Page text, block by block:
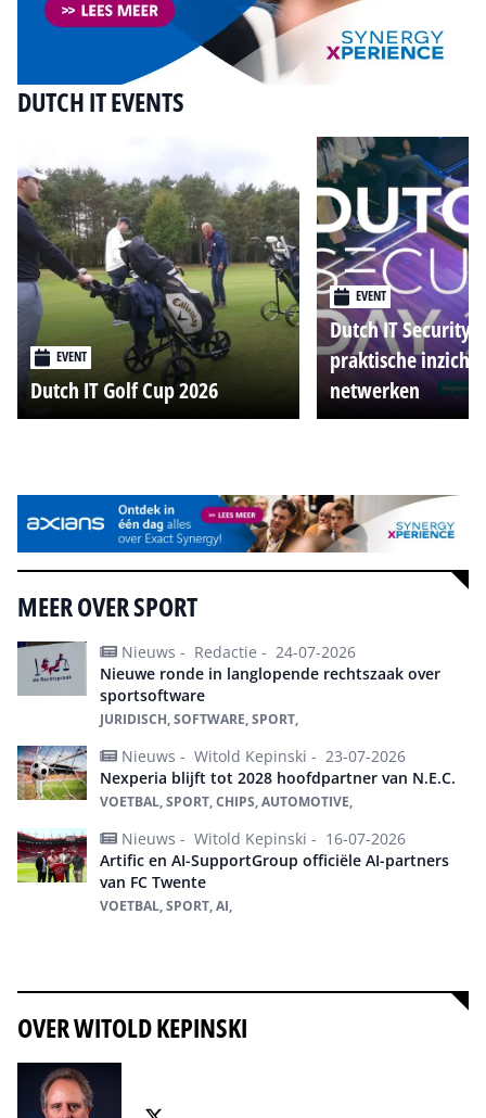
DUTCH IT EVENTS
EVENT
Dutch IT Golf Cup 2026
EVENT
Dutch IT Security
praktische
netwerken
MEER OVER SPORT
Nieuws - Redactie - 24-07-2026
Nieuwe ronde in langlopende rechtszaak over
sportsoftware
JURIDISCH, SOFTWARE, SPORT,
Nieuws - Witold Kepinski - 23-07-2026
Nexperia blijft tot 2028 hoofdpartner van N.E.C.
VOETBAL, SPORT, CHIPS, AUTOMOTIVE,
Nieuws - Witold Kepinski - 16-07-2026
Artific en AI-SupportGroup officiële AI-partners
van FC Twente
VOETBAL, SPORT, AI,
OVER WITOLD KEPINSKI